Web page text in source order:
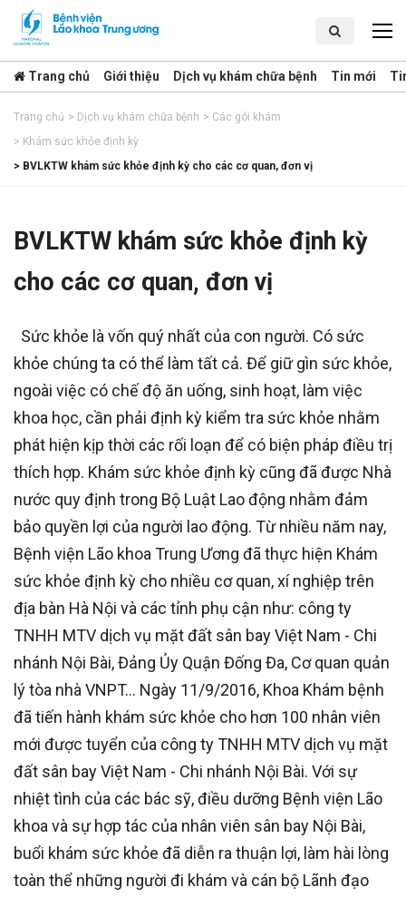
Trang chủ Giới thiệu Dịch vụ khám chữa bệnh Tin mới
Trang chủ > Dịch vụ khám chữa bệnh > Các gói khám
> Khám sức khỏe định kỳ
> BVLKTW khám sức khỏe định kỳ cho các cơ quan, đơn vị
BVLKTW khám sức khỏe định kỳ
cho các cơ quan, đơn vị
Sức khỏe là vốn quý nhất của con người. Có sức
khỏe chúng ta có thể làm tất cả. Để giữ gìn sức khỏe,
ngoài việc có chế độ ăn uống, sinh hoạt, làm việc
khoa học, cần phải định kỳ kiểm tra sức khỏe nhằm
phát hiện kịp thời các rối loạn để có biện pháp điều trị
thích hợp. Khám sức khỏe định kỳ cũng đã được Nhà
nước quy định trong Bộ Luật Lao động nhằm đảm
bảo quyền lợi của người lao động. Từ nhiều năm nay,
Bệnh viện Lão khoa Trung Ương đã thực hiện Khám
sức khỏe định kỳ cho nhiều cơ quan, xí nghiệp trên
địa bàn Hà Nội và các tỉnh phụ cận như: công ty
TNHH MTV dịch vụ mặt đất sân bay Việt Nam - Chi
nhánh Nội Bài, Đảng Ủy Quận Đống Đa, Cơ quan quản
lý tòa nhà VNPT… Ngày 11/9/2016, Khoa Khám bệnh
đã tiến hành khám sức khỏe cho hơn 100 nhân viên
mới được tuyển của công ty TNHH MTV dịch vụ mặt
đất sân bay Việt Nam - Chi nhánh Nội Bài. Với sự
nhiệt tình của các bác sỹ, điều dưỡng Bệnh viện Lão
khoa và sự hợp tác của nhân viên sân bay Nội Bài,
buổi khám sức khỏe đã diễn ra thuận lợi, làm hài lòng
toàn thể những người đi khám và cán bộ Lãnh đạo